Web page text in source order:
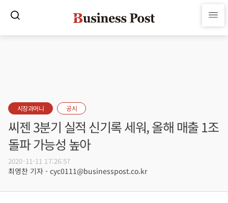
시장과머니 공시
씨젠 3분기 실적 신기록 세워, 올해 매출 1조
돌파 가능성 높아
2020-11-11 17:26:57
최영찬 기자 - cyc0111@businesspost.co.kr